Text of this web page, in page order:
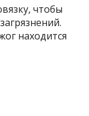
чтобы
находится